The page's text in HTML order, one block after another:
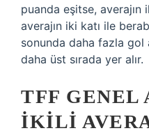
puanda eşitse, averajın
averajın iki katı ile
sonunda daha fazla gol
daha üst sırada yer alır.
TFF GENEL
IKILI